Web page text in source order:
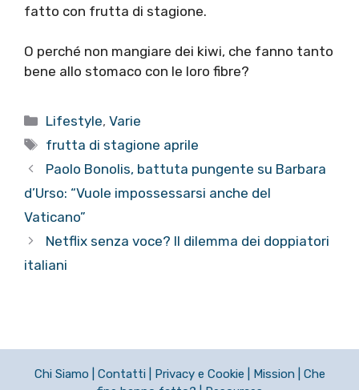
fatto con frutta di stagione.
O perché non mangiare dei kiwi, che fanno tanto
bene allo stomaco con le loro fibre?
Categorie
Lifestyle,Varie
Tag
frutta di stagione aprile
Paolo Bonolis, battuta pungente su Barbara
d’Urso: “Vuole impossessarsi anche del
Vaticano”
Netflix senza voce? Il dilemma dei doppiatori
italiani
Chi Siamo Contatti Privacy e Cookie Mission
Che